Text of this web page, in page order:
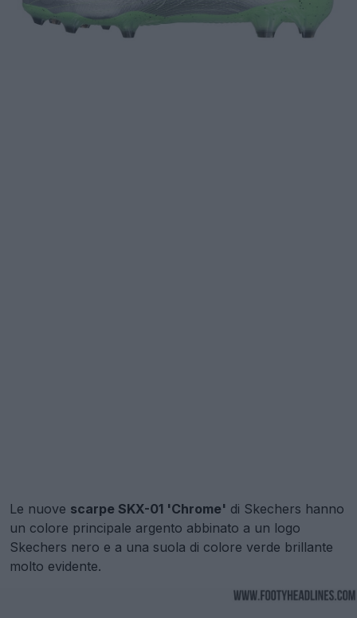
Le nuove scarpe SKX-01 'Chrome' di Skechers hanno
un colore principale argento abbinato a un logo
Skechers nero e a una suola di colore verde brillante
molto evidente.